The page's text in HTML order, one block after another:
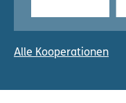
Alle Kooperationen